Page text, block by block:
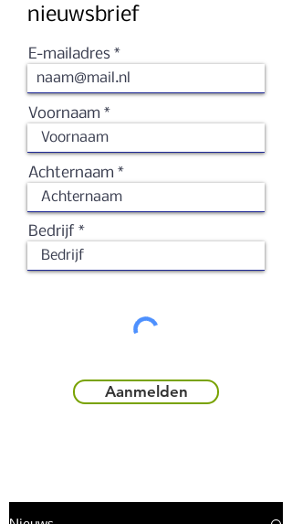
nieuwsbrief
E-mailadres
Voornaam
Achternaam
Bedrijf
Aanmelden